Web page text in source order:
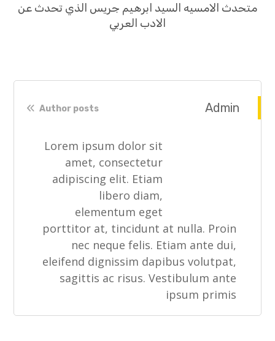
متحدث الامسيه السيد ابرهيم جريس الذي تحدث عن
الادب العربي
Admin
Author posts
Lorem ipsum dolor sit
amet, consectetur
adipiscing elit. Etiam
libero diam,
elementum eget
porttitor at, tincidunt at nulla. Proin
nec neque felis. Etiam ante dui,
eleifend dignissim dapibus volutpat,
sagittis ac risus. Vestibulum ante
ipsum primis